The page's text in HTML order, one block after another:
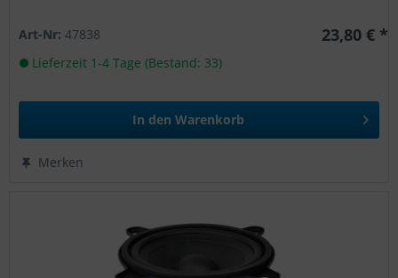
Art-Nr:47838 23,80 € *
Lieferzeit 1-4 Tage (Bestand: 33)
In den Warenkorb
Merken